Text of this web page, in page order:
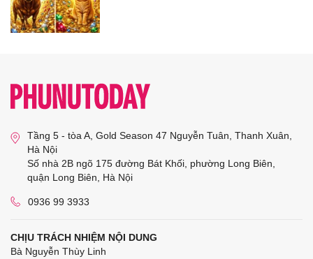
Tầng 5 - tòa A, Gold Season 47 Nguyễn Tuân, Thanh Xuân,
Hà Nội
Số nhà 2B ngõ 175 đường Bát Khối, phường Long Biên,
quận Long Biên, Hà Nội
0936 99 3933
CHỊU TRÁCH NHIỆM NỘI DUNG
Bà Nguyễn Thùy Linh